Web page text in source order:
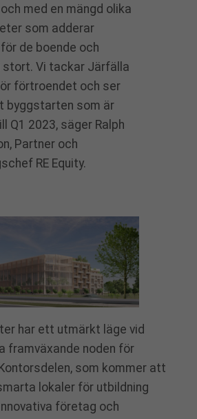
med en mängd olika
som adderar
de boende och
stort. Vi tackar Järfälla
förtroendet och ser
byggstarten som är
Q1 2023, säger Ralph
Partner och
RE Equity.
har ett utmärkt läge vid
framväxande noden för
som kommer att
lokaler för utbildning
företag och